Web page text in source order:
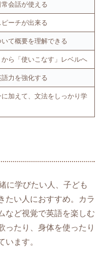
会話が使える
ーチが出来る
て概要を理解できる
ら「使いこなす」レベルへ
力を強化する
加えて、文法をしっかり学
に学びたい人、子ども
たい人におすすめ。カラ
など視覚で英語を楽しむ
ったり、身体を使ったり
います。